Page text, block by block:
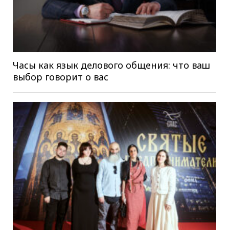
Часы как язык делового общения: что ваш
выбор говорит о вас